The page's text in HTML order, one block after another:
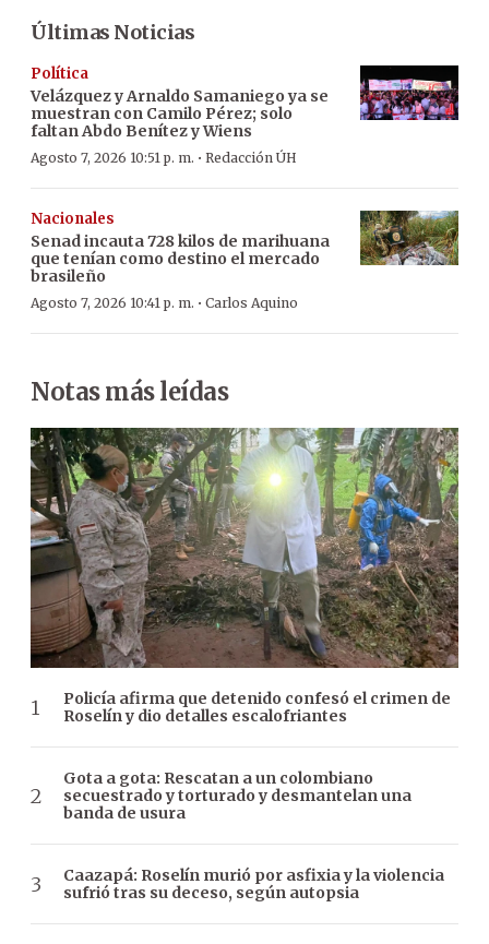
Últimas Noticias
Política
Velázquez y Arnaldo Samaniego ya se
muestran con Camilo Pérez; solo
faltan Abdo Benítez y Wiens
Agosto 7, 2026 10:51 p. m. · Redacción ÚH
Nacionales
Senad incauta 728 kilos de marihuana
que tenían como destino el mercado
brasileño
Agosto 7, 2026 10:41 p. m. · Carlos Aquino
Notas más leídas
Policía afirma que detenido confesó el crimen de
Roselín y dio detalles escalofriantes
Gota a gota: Rescatan a un colombiano
secuestrado y torturado y desmantelan una
banda de usura
Caazapá: Roselín murió por asfixia y la violencia
sufrió tras su deceso, según autopsia